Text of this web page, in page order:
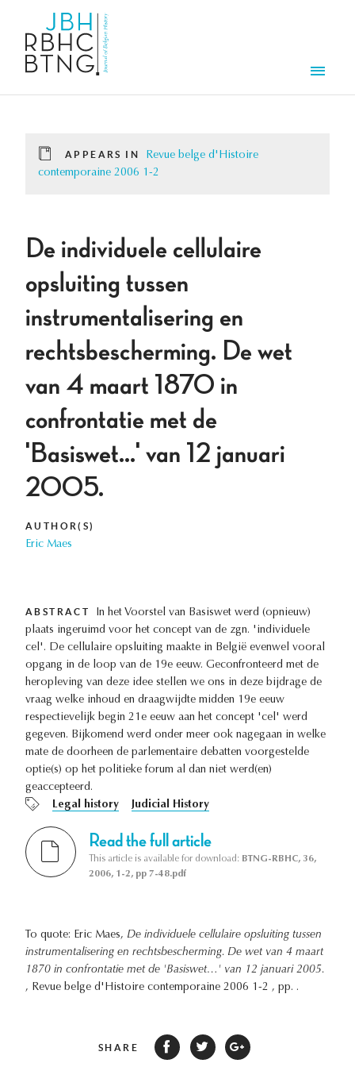
APPEARS IN
Revue belge d'Histoire
contemporaine 2006 1-2
De individuele cellulaire
opsluiting tussen
instrumentalisering en
rechtsbescherming. De wet
van 4 maart 1870 in
confrontatie met de
'Basiswet…' van 12 januari
2005.
AUTHOR(S)
Eric Maes
ABSTRACT
In het Voorstel van Basiswet werd (opnieuw)
plaats ingeruimd voor het concept van de zgn. 'individuele
cel'. De cellulaire opsluiting maakte in België evenwel vooral
opgang in de loop van de 19e eeuw. Geconfronteerd met de
heropleving van deze idee stellen we ons in deze bijdrage de
vraag welke inhoud en draagwijdte midden 19e eeuw
respectievelijk begin 21e eeuw aan het concept 'cel' werd
gegeven. Bijkomend werd onder meer ook nagegaan in welke
mate de doorheen de parlementaire debatten voorgestelde
optie(s) op het politieke forum al dan niet werd(en)
geaccepteerd.
Legal history
Judicial History
Read the full article
This article is available for download: BTNG-RBHC, 36,
2006, 1-2, pp 7-48.pdf
To quote: Eric Maes, De individuele cellulaire opsluiting tussen
instrumentalisering en rechtsbescherming. De wet van 4 maart
1870 in confrontatie met de 'Basiswet…' van 12 januari 2005.
, Revue belge d'Histoire contemporaine 2006 1-2 , pp. .
SHARE